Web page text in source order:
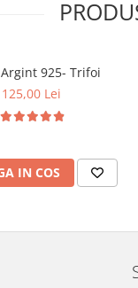
925- Trifoi
125,00 Lei
IN COS